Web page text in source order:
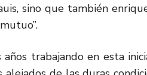
sino que también
trabajando en esta